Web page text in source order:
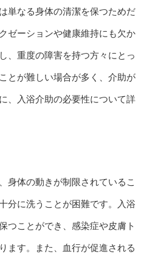
単なる身体の清潔を保つためだ
ゼーションや健康維持にも欠か
、重度の障害を持つ方々にとっ
とが難しい場合が多く、介助が
、入浴介助の必要性について詳
身体の動きが制限されているこ
分に洗うことが困難です。入浴
つことができ、感染症や皮膚ト
ます。また、血行が促進される